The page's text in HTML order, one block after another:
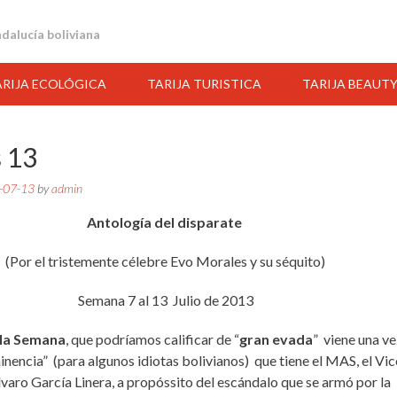
boliviana
ECOLÓGICA TARIJA TURISTICA TARIJA BEAUTY
13
07-13byadmin
Antología del disparate
(Por el tristemente célebre Evo Morales y su séquito)
Semana 7 al 13 Julio de 2013
Semana, que podríamos calificar de “gran evada” viene una
(para algunos idiotas bolivianos) que tiene el MAS, el
García Linera, a propóssito del escándalo que se armó por la
22:00 23:00 00:00 01:00 02:00 03:00 04:00